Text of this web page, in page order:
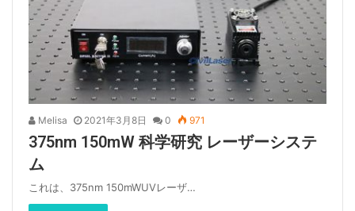
Melisa 2021年3月8日 0 971
375nm 150mW 科学研究 レーザーシステ
ム
これは、375nm 150mWUVレーザ…